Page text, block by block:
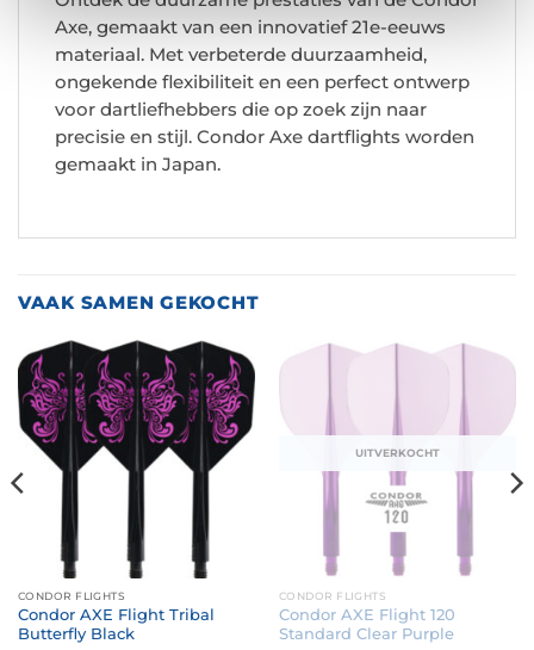
Axe, gemaakt van een innovatief 21e-eeuws
materiaal. Met verbeterde duurzaamheid,
ongekende flexibiliteit en een perfect ontwerp
voor dartliefhebbers die op zoek zijn naar
precisie en stijl. Condor Axe dartflights worden
gemaakt in Japan.
VAAK SAMEN GEKOCHT
CONDOR FLIGHTS
Condor AXE Flight Tribal
Butterfly Black
UITVERKOCHT
CONDOR FLIGHTS
Condor AXE Flight 120
Standard Clear Purple